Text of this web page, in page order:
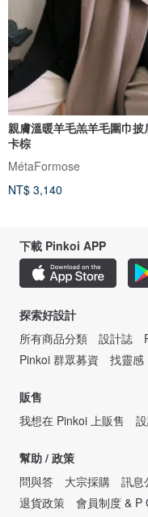
親膚溫暖羊毛羔羊毛圍巾披
卡棕
MétaFormose
NT$ 3,140
下載 Pinkoi APP
探索好設計
所有商品分類
設計誌
Pinkoi 群眾募資
找靈感
販售
我想在 Pinkoi 上販售
幫助 / 政策
問與答
大宗採購 訊息
退貨政策
會員制度 & P